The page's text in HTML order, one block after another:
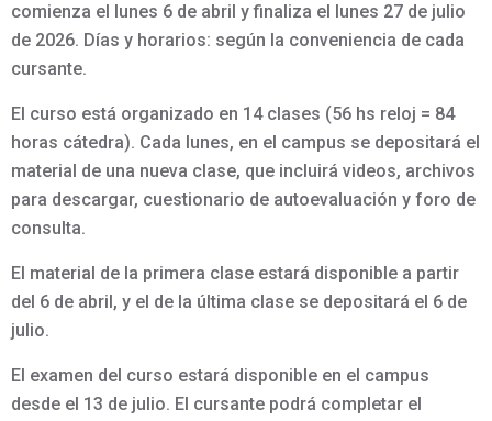
comienza el lunes 6 de abril y finaliza el lunes 27 de julio
de 2026. Días y horarios: según la conveniencia de cada
cursante.
El curso está organizado en 14 clases (56 hs reloj = 84
horas cátedra). Cada lunes, en el campus se depositará el
material de una nueva clase, que incluirá videos, archivos
para descargar, cuestionario de autoevaluación y foro de
consulta.
El material de la primera clase estará disponible a partir
del 6 de abril, y el de la última clase se depositará el 6 de
julio.
El examen del curso estará disponible en el campus
desde el 13 de julio. El cursante podrá completar el